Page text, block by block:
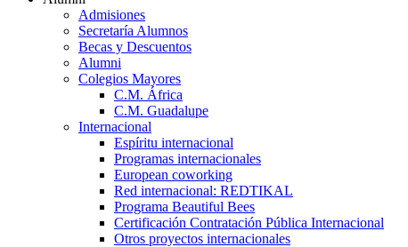
Admisiones
Secretaría Alumnos
Becas y Descuentos
Alumni
Colegios Mayores
C.M. África
C.M. Guadalupe
Internacional
Espíritu internacional
Programas internacionales
European coworking
Red internacional: REDTIKAL
Programa Beautiful Bees
Certificación Contratación Pública Internacional
Otros proyectos internacionales